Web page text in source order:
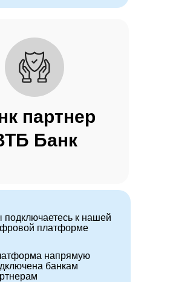
партнер
Банк
подключаетесь к нашей
платформе
напрямую
банкам